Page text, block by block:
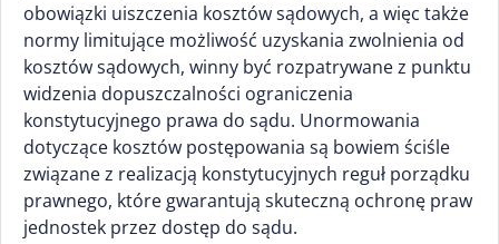
obowiązki uiszczenia kosztów sądowych, a więc także
normy limitujące możliwość uzyskania zwolnienia od
kosztów sądowych, winny być rozpatrywane z punktu
widzenia dopuszczalności ograniczenia
konstytucyjnego prawa do sądu. Unormowania
dotyczące kosztów postępowania są bowiem ściśle
związane z realizacją konstytucyjnych reguł porządku
prawnego, które gwarantują skuteczną ochronę praw
jednostek przez dostęp do sądu.